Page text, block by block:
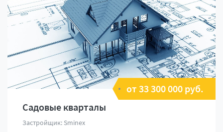
от 33 300 000 руб.
Садовые кварталы
Застройщик: Sminex